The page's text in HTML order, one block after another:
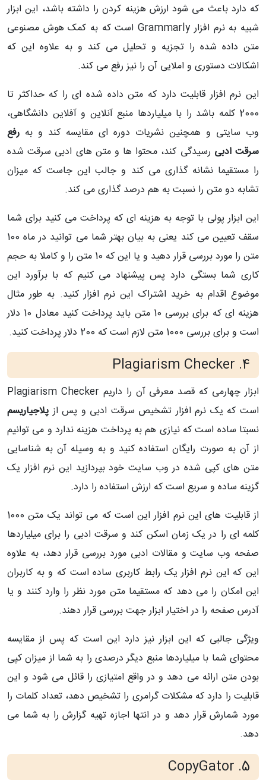
که دارد باعث می شود ارزش هزینه کردن را داشته باشد، این ابزار
شبیه به نرم افزار Grammarlyاست که به کمک هوش مصنوعی
متن داده شده را تجزیه و تحلیل می کند و به علاوه این که
اشکالات دستوری و املایی آن را نیز رفع می کند.
این نرم افزار قابلیت دارد که متن داده شده ای را که حداکثر تا
2000 کلمه باشد را با میلیاردها منبع آنلاین و آفلاین دانشگاهی،
وب سایتی و همچنین نشریات دوره ای مقایسه کند و به رفع
سرقت ادبی رسیدگی کند، محتوا ها و متن های ادبی سرقت شده
را مستقیما نشانه گذاری می کند و جالب این جاست که میزان
تشابه دو متن را نسبت به هم درصد گذاری می کند.
این ابزار پولی با توجه به هزینه ای که پرداخت می کنید برای شما
سقف تعیین می کند یعنی به بیان بهتر شما می توانید در ماه 100
متن را مورد بررسی قرار دهید و یا این که 10 متن را و کاملا به حجم
کاری شما بستگی دارد پس پیشنهاد می کنیم که با برآورد این
موضوع اقدام به خرید اشتراک این نرم افزار کنید. به طور مثال
هزینه ای که برای بررسی 10 متن باید پرداخت کنید معادل 10 دلار
است و برای بررسی 1000 متن لازم است که 200 دلار پرداخت کنید.
4.
Plagiarism Checker
ابزار چهارمی که قصد معرفی آن را داریمPlagiarism Checker
است که یک نرم افزار تشخیص سرقت ادبی و پس از پلاجیاریسم
نسبتا ساده است که نیازی هم به پرداخت هزینه ندارد و می توانیم
از آن به صورت رایگان استفاده کنید و به وسیله آن به شناسایی
متن های کپی شده در وب سایت خود بپردازید این نرم افزار یک
گزینه ساده و سریع است که ارزش استفاده را دارد.
از قابلیت های این نرم افزار این است که می تواند یک متن 1000
کلمه ای را در یک زمان اسکن کند و سرقت ادبی را برای میلیاردها
صفحه وب سایت و مقالات ادبی مورد بررسی قرار دهد، به علاوه
این که این نرم افزار یک رابط کاربری ساده است که و به کاربران
این امکان را می دهد که مستقیما متن مورد نظر را وارد کنند و یا
آدرس صفحه را در اختیار ابزار جهت بررسی قرار دهند.
ویژگی جالبی که این ابزار نیز دارد این است که پس از مقایسه
محتوای شما با میلیاردها منبع دیگر درصدی را به شما از میزان کپی
بودن متن ارائه می دهد و در واقع امتیازی را قائل می شود و این
قابلیت را دارد که مشکلات گرامری را تشخیص دهد، تعداد کلمات را
مورد شمارش قرار دهد و در انتها اجازه تهیه گزارش را به شما می
دهد.
5. CopyGator